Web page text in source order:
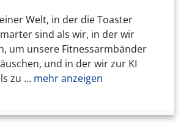
Welt, in der die Toaster
sind als wir, in der wir
um unsere Fitnessarmbänder
und in der wir zur KI
zu ... mehr anzeigen